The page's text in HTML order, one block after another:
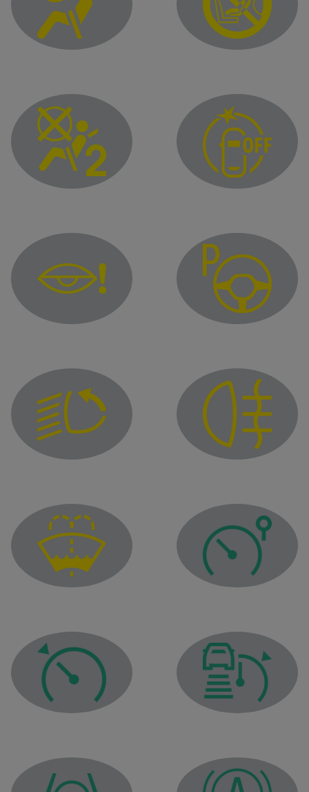
Предупредителен светлинен индикатор за
Въздушната
Въздушната възглавница за пътника е ИЗКЛЮЧЕНА
Предупредителен
Предупредителна светлина за умора или
Предупредителен
Предупредителен индикатор за неизправност на
Индикатор за
Предупредителен индикатор за ниско ниво на
Индикатор на
Предупредителен индикатор за темпомата
Предупредителен